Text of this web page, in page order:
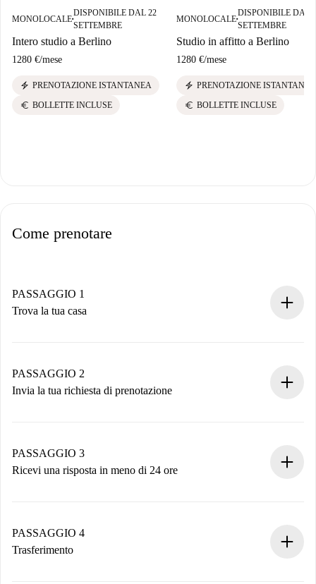
MONOLOCALE■
DISPONIBILE DAL 22
SETTEMBRE
Intero studio a Berlino
1280 €/mese
electric_bolt PRENOTAZIONE ISTANTANEA
euro BOLLETTE INCLUSE
MONOLOCALE■
DISPONIBILE DAL
SETTEMBRE
Studio in affitto a Berlino
1280 €/mese
electric_bolt PRENOTAZIONE ISTANTANEA
euro BOLLETTE INCLUSE
Come prenotare
PASSAGGIO 1
Trova la tua casa
Hai tutte le informazioni necessarie in anticipo.
PASSAGGIO 2
Invia la tua richiesta di prenotazione
non accetta.
PASSAGGIO 3
Ricevi una risposta in meno di 24 ore
contatto con il proprietario.
Se rifiutata: non ti addebiteremo nulla e ti proporremo
PASSAGGIO 4
Trasferimento